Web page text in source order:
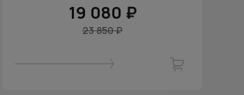
19 080 ₽
23 850 ₽